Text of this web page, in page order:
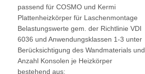
passend für COSMO und Kermi
Plattenheizkörper für Laschenmontage
Belastungswerte gem. der Richtlinie VDI
6036 und Anwendungsklassen 1-3 unter
Berücksichtigung des Wandmaterials und
Anzahl Konsolen je Heizkörper
bestehend aus: